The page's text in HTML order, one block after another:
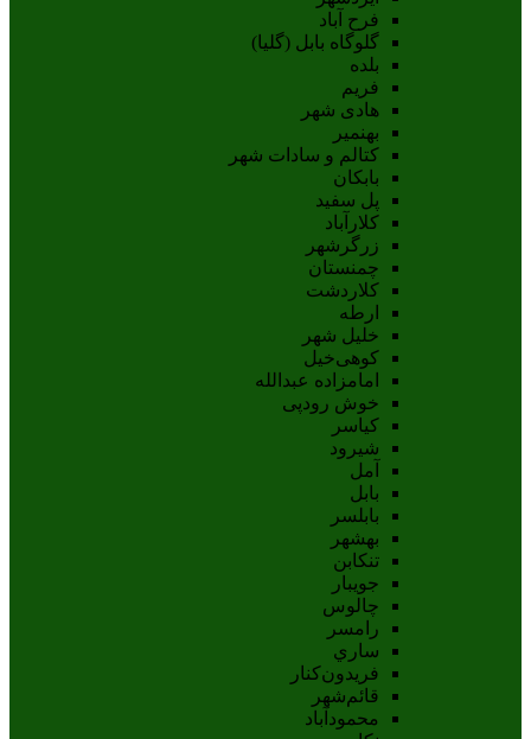
فرح آباد
گلوگاه بابل (گلیا)
بلده
فریم
هادی شهر
بهنمیر
کتالم و سادات شهر
بابکان
پل سفید
کلارآباد
زرگرشهر
چمنستان
کلاردشت
ارطه
خلیل شهر
کوهی‌خیل
امامزاده عبدالله
خوش رودپی
کیاسر
شیرود
آمل
بابل
بابلسر
بهشهر
تنکابن
جويبار
چالوس
رامسر
ساري
فريدون‌کنار
قائم‌شهر
محمودآباد